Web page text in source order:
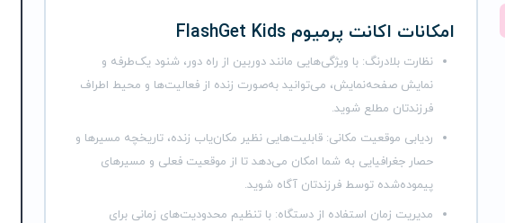
امکانات اکانت پرمیوم FlashGet Kids
نظارت بلادرنگ: با ویژگی‌هایی مانند دوربین از راه دور، شنود یک‌طرفه و
نمایش صفحه‌نمایش، می‌توانید به‌صورت زنده از فعالیت‌ها و محیط اطراف
فرزندتان مطلع شوید.
ردیابی موقعیت مکانی: قابلیت‌هایی نظیر مکان‌یاب زنده، تاریخچه مسیرها و
حصار جغرافیایی به شما امکان می‌دهد تا از موقعیت فعلی و مسیرهای
پیموده‌شده توسط فرزندتان آگاه شوید.
مدیریت زمان استفاده از دستگاه: با تنظیم محدودیت‌های زمانی برای